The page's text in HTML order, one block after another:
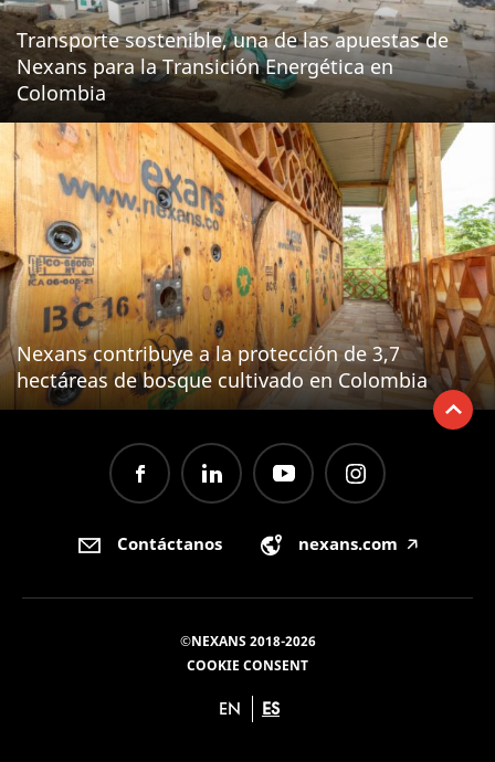
Transporte sostenible, una de las apuestas de
Nexans para la Transición Energética en
Colombia
Nexans contribuye a la protección de 3,7
hectáreas de bosque cultivado en Colombia
Contáctanos nexans.com 🡥
©NEXANS 2018-2026
COOKIE CONSENT
EN ES